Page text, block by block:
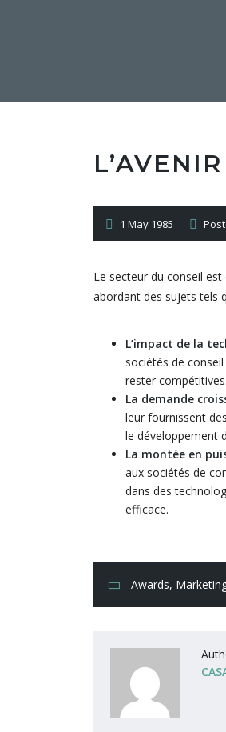
1 May 1985
Le secteur du conseil
abordant des sujets tels
L’impact de la
sociétés de
rester compétitives.
La demande
leur fournissent
le développement
La montée en
aux sociétés de
dans des
efficace.
Awards,